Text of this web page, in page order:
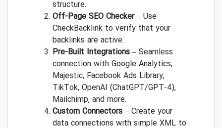
pages for correct meta info and
structure.
Off-Page SEO Checker– Use
CheckBacklink to verify that your
backlinks are active.
Pre-Built Integrations– Seamless
connection with Google Analytics,
Majestic, Facebook Ads Library,
TikTok, OpenAI (ChatGPT/GPT-4),
Mailchimp, and more.
Custom Connectors– Create your